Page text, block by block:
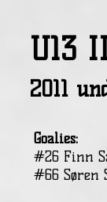
U13
2011
Goalies:
#26 Finn
#66 Søren